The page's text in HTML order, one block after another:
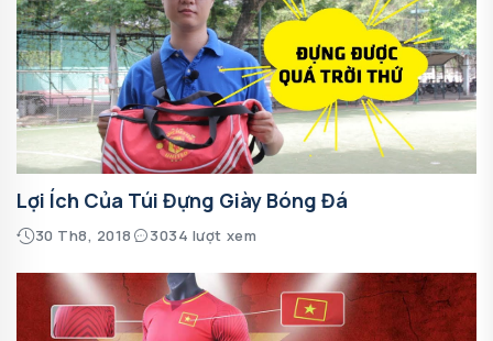
Lợi Ích Của Túi Đựng Giày Bóng Đá
30 Th8, 2018 3034 lượt xem